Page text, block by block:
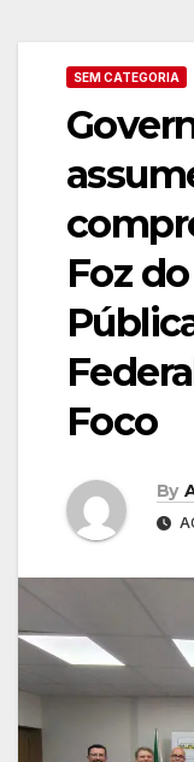
SEM CATEGORIA
Foz
Foco
By